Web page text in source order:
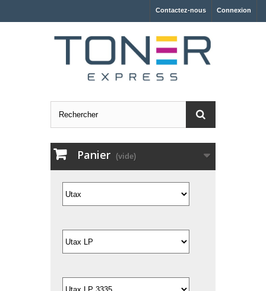
Connexion
Contactez-nous
Panier (vide)